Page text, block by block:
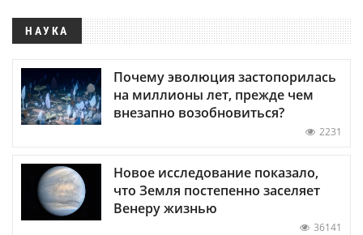
НАУКА
Почему эволюция застопорилась
на миллионы лет, прежде чем
внезапно возобновиться?
2231
Новое исследование показало,
что Земля постепенно заселяет
Венеру жизнью
36141